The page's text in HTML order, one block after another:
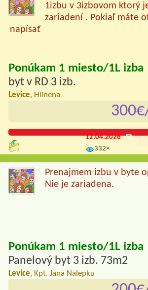
1izbu v 3izbovom ktorý
zariadení . Pokiaľ máte
napísať
Ponúkam 1 miesto/1L izba
byt v RD 3 izb.
Levice, Hlinena
12.04.2026
332×
Prenajmem izbu v byte
Nie je zariadena.
Ponúkam 1 miesto/1L izba
Panelový byt 3 izb. 73m2
Levice, Kpt. Jana Nalepku